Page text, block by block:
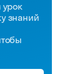
урок
знаний